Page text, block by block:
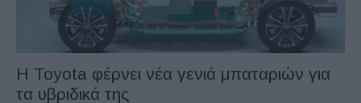
Η Toyota φέρνει νέα γενιά μπαταριών για
τα υβριδικά της